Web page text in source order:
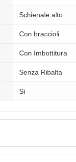
Schienale alto
Con braccioli
Con Imbottitura
Senza Ribalta
Si